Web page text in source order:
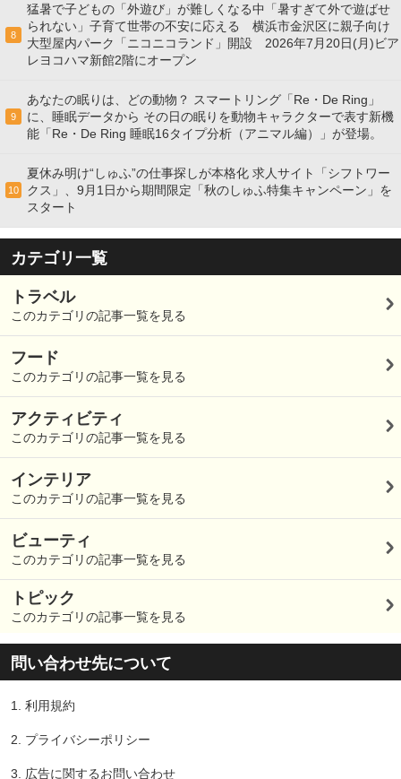
8
猛暑で子どもの「外遊び」が難しくなる中「暑すぎて外で遊ばせ
られない」子育て世帯の不安に応える 横浜市金沢区に親子向け
大型屋内パーク「ニコニコランド」開設 2026年7月20日(月)ビア
レヨコハマ新館2階にオープン
9
あなたの眠りは、どの動物？ スマートリング「Re・De Ring」
に、睡眠データから その日の眠りを動物キャラクターで表す新機
能「Re・De Ring 睡眠16タイプ分析（アニマル編）」が登場。
10
夏休み明け“しゅふ”の仕事探しが本格化 求人サイト「シフトワー
クス」、9月1日から期間限定「秋のしゅふ特集キャンペーン」を
スタート
カテゴリ一覧
トラベル
このカテゴリの記事一覧を見る
フード
このカテゴリの記事一覧を見る
アクティビティ
このカテゴリの記事一覧を見る
インテリア
このカテゴリの記事一覧を見る
ビューティ
このカテゴリの記事一覧を見る
トピック
このカテゴリの記事一覧を見る
問い合わせ先について
1. 利用規約
2. プライバシーポリシー
3. 広告に関するお問い合わせ